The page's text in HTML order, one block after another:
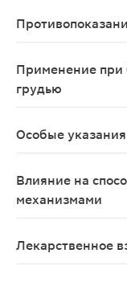
Применение при
грудью
Особые указания
Влияние на
механизмами
Лекарственное